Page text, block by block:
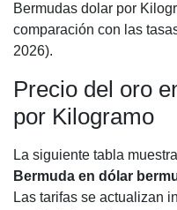
Bermudas dolar por
comparación con las
2026).
Precio del oro
por Kilogramo
La siguiente tabla
Bermuda en dólar
Las tarifas se actualizan